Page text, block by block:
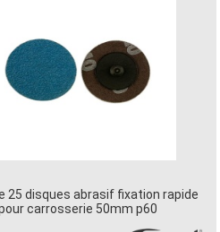
25 disques abrasif fixation rapide
carrosserie 50mm p60